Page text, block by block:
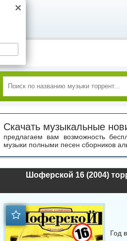
Скачать музыкальные
предлагаем вам возможность
музыки полными песен сборников
Шоферской 16 (2004)
Год